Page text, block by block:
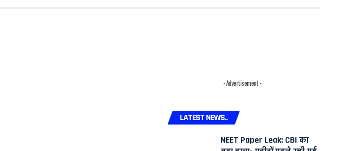
- Advertisement -
LATEST NEWS..
NEET Paper Leak: CBI का